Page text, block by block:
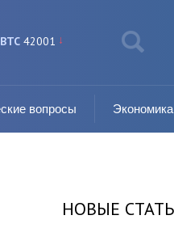
BTC 42001
вопросы Экономика
НОВЫЕ